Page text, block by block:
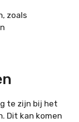
zoals
te zijn bij het
Dit kan komen